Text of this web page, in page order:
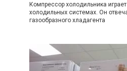
Компрессор холодильника
холодильных системах. Он
газообразного хладагента